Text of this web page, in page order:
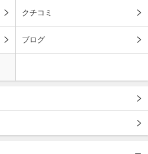
クチコミ
ブログ